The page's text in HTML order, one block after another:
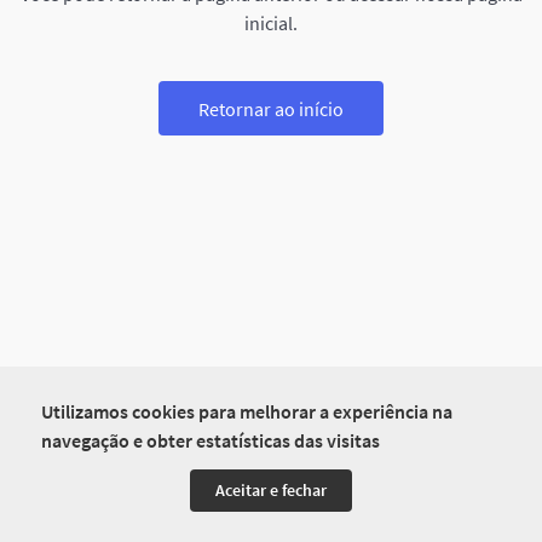
Utilizamos cookies para melhorar a experiência na
navegação e obter estatísticas das visitas
Aceitar e fechar
inicial.
Retornar ao início